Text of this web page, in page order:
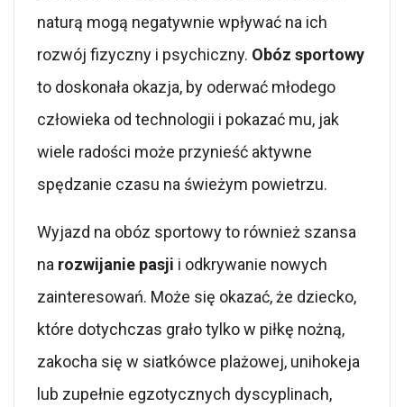
naturą mogą negatywnie wpływać na ich
rozwój fizyczny i psychiczny. Obóz sportowy
to doskonała okazja, by oderwać młodego
człowieka od technologii i pokazać mu, jak
wiele radości może przynieść aktywne
spędzanie czasu na świeżym powietrzu.
Wyjazd na obóz sportowy to również szansa
na rozwijanie pasji i odkrywanie nowych
zainteresowań. Może się okazać, że dziecko,
które dotychczas grało tylko w piłkę nożną,
zakocha się w siatkówce plażowej, unihokeja
lub zupełnie egzotycznych dyscyplinach,